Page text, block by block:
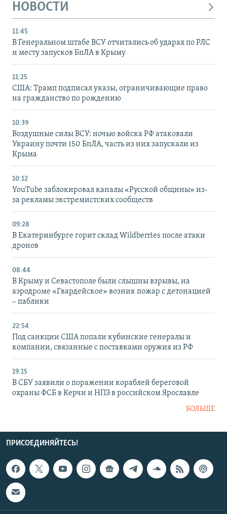
НОВОСТИ
11:45
В Генеральном штабе ВСУ отчитались об ударах по РЛС
и месту запусков БпЛА в Крыму
11:25
США: Трамп подписал указы, ограничивающие право
на гражданство по рождению
10:39
Воздушные силы ВСУ: ночью войска РФ атаковали
Украину почти 150 БпЛА, часть из них запускали из
Крыма
10:12
YouTube заблокировал каналы «Русской общины» из-
за рекламы экстремистских сообществ
09:28
В Екатеринбурге горит склад Wildberries после атаки
дронов
08:44
В Крыму и Севастополе были слышны взрывы, на
аэродроме «Гвардейское» возник пожар с детонацией
– паблики
22:54
Под санкции США попали кубинские генералы и
компании, связанные с поставками оружия из РФ
19:15
В СБУ заявили о поражении кораблей береговой
охраны ФСБ в Керчи и НПЗ в российском Ярославле
БОЛЬШЕ
ПРИСОЕДИНЯЙТЕСЬ!